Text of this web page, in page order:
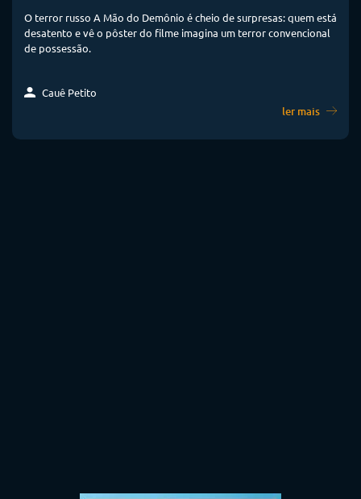
O terror russo A Mão do Demônio é cheio de surpresas: quem está
desatento e vê o pôster do filme imagina um terror convencional
de possessão.
Cauê Petito
ler mais